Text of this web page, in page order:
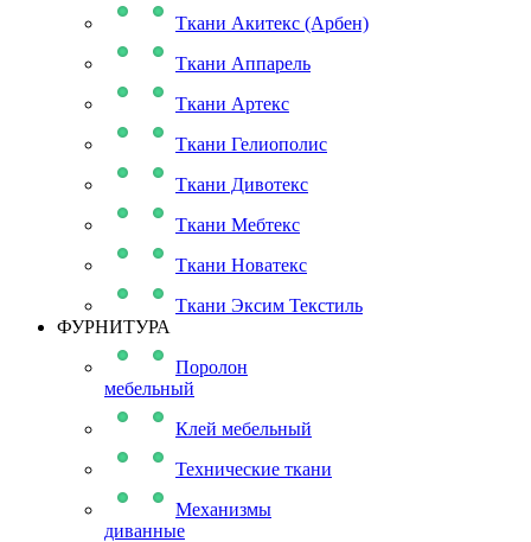
Ткани Акитекс (Арбен)
Ткани Аппарель
Ткани Артекс
Ткани Гелиополис
Ткани Дивотекс
Ткани Мебтекс
Ткани Новатекс
Ткани Эксим Текстиль
ФУРНИТУРА
Поролон
мебельный
Клей мебельный
Технические ткани
Механизмы
диванные